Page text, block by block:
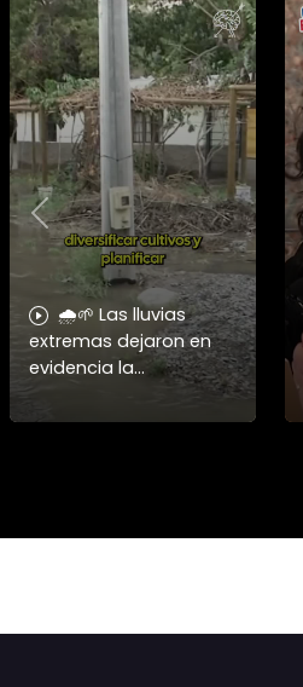
🌧️🌱 Las lluvias
extremas dejaron en
evidencia la
vulnerabilidad del
campo chileno.
Previous